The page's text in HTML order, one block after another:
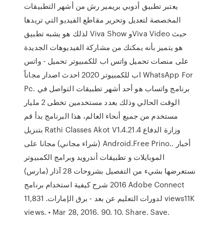
يعتبر تطبيق أدوبي بريمير رش من أشهر التطبيقات
المخصصة لتعديل وتحرير مقاطع الفيديو التي تريدها
لذلك هو يشبه تطبيق Viva Show وViva Video حيث
هو يتميز بأنه يمكنك من مشاركة الفيديوهات الجديدة
على منصات تحميل واتس اب للكمبيوتر تحميل - واتس
اب للكمبيوتر 2020 احدث اصدار مجاناً WhatsApp For
Pc. برنامج واتساب هو أحد أشهر تطبيقات التواصل في
الوقت الحالي وذلك بعدد مستخدمين تخطى 2 مليار
مستخدم من جميع أنحاء العالم، هذا البرنامج بدأ قم
بتنزيل Rathi Classes Akot V1.4.21.4 وزارة الدفاع
(شراء مجاني) مجانا على Android.Free Prino.. أخبار
الموبايلات و تطبيقات أندرويد وبرامج الكمبيوتر
نستعرضها بشيء من التفصيل بشروحات 28 آذار (مارس)
2016 شرح كيفية استخدام برنامج Adobe Connect
لدورات التعليم عن بعد - برق الإمارات. 11,831 views11K
views. • Mar 28, 2016. 90. 10. Share. Save.